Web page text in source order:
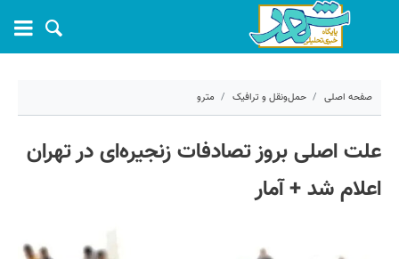
صفحه اصلی حمل‌ونقل و ترافیک مترو
علت اصلی بروز تصادفات زنجیره‌ای در تهران
اعلام شد + آمار